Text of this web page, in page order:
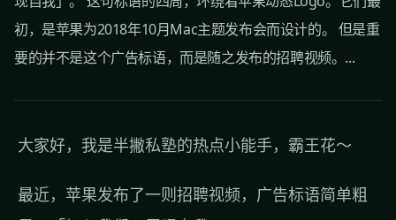
初，是苹果为2018年10月Mac主题发布会而设计的。 但是重
要的并不是这个广告标语，而是随之发布的招聘视频。...
大家好，我是半撇私塾的热点小能手，霸王花～
最近，苹果发布了一则招聘视频，广告标语简单粗